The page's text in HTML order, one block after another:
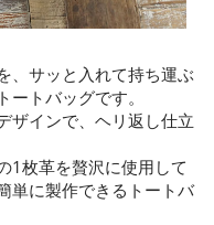
、サッと入れて持ち運ぶ
トバッグです。
ザインで、ヘリ返し仕立
1枚革を贅沢に使用して
単に製作できるトートバ